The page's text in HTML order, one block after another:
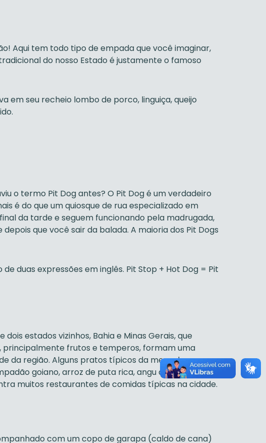
Aqui tem todo tipo de empada que você imaginar,
do nosso Estado é justamente o famoso
em seu recheio lombo de porco, linguiça, queijo
o termo Pit Dog antes? O Pit Dog é um verdadeiro
é do que um quiosque de rua especializado em
da tarde e seguem funcionando pela madrugada,
que você sair da balada. A maioria dos Pit Dogs
duas expressões em inglês. Pit Stop + Hot Dog = Pit
estados vizinhos, Bahia e Minas Gerais, que
principalmente frutos e temperos, formam uma
da região. Alguns pratos típicos da mesa dos
goiano, arroz de puta rica, angu de milho
muitos restaurantes de comidas típicas na cidade.
com um copo de garapa (caldo de cana)